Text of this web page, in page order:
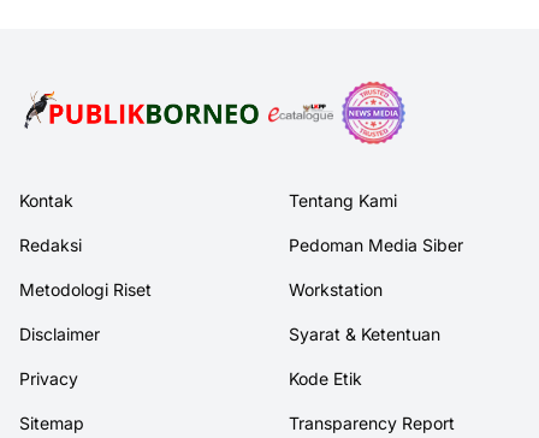
Kontak Tentang Kami
Redaksi Pedoman Media Siber
Metodologi Riset Workstation
Disclaimer Syarat & Ketentuan
Privacy Kode Etik
Sitemap Transparency Report